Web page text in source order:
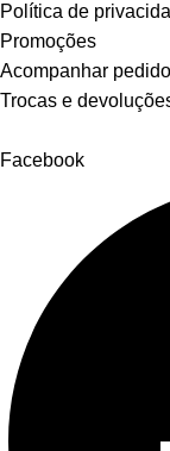
Política de
Promoções
Acompanhar pedido
Trocas e
Facebook